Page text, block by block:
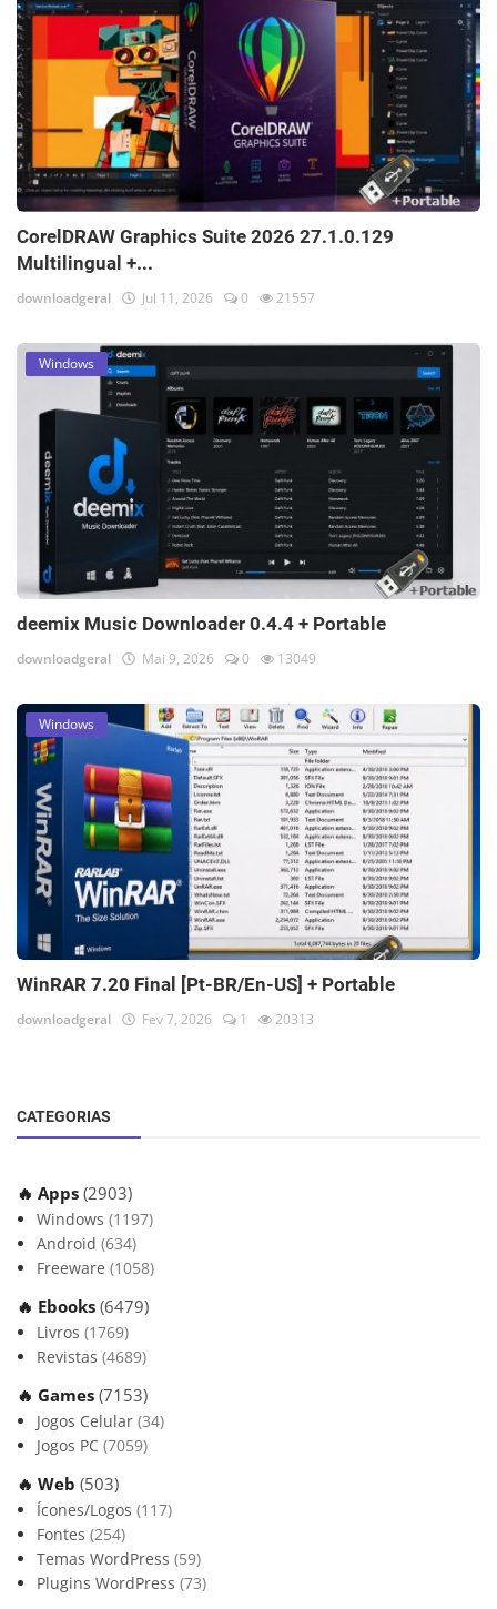
CorelDRAW Graphics Suite 2026 27.1.0.129
Multilingual +...
downloadgeral Jul 11, 2026 0 21557
Windows
deemix Music Downloader 0.4.4 + Portable
downloadgeral Mai 9, 2026 0 13049
Windows
WinRAR 7.20 Final [Pt-BR/En-US] + Portable
downloadgeral Fev 7, 2026 1 20313
CATEGORIAS
🔥 Apps (2903)
Windows (1197)
Android (634)
Freeware (1058)
🔥 Ebooks (6479)
Livros (1769)
Revistas (4689)
🔥 Games (7153)
Jogos Celular (34)
Jogos PC (7059)
🔥 Web (503)
Ícones/Logos (117)
Fontes (254)
Temas WordPress (59)
Plugins WordPress (73)